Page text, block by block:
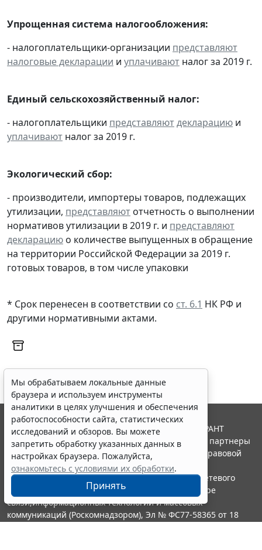
Упрощенная система налогообложения:
- налогоплательщики-организации представляют
налоговые декларации и уплачивают налог за 2019 г.
Единый сельскохозяйственный налог:
- налогоплательщики представляютдекларацию и
уплачивают налог за 2019 г.
Экологический сбор:
- производители, импортеры товаров, подлежащих
утилизации, представляют отчетность о выполнении
нормативов утилизации в 2019 г. и представляют
декларацию о количестве выпущенных в обращение
на территории Российской Федерации за 2019 г.
готовых товаров, в том числе упаковки
* Срок перенесен в соответствии со ст. 6.1 НК РФ и
другими нормативными актами.
Мы обрабатываем локальные данные
браузера и используем инструменты
аналитики в целях улучшения и обеспечения
работоспособности сайта, статистических
исследований и обзоров. Вы можете
запретить обработку указанных данных в
настройках браузера. Пожалуйста,
ознакомьтесь с условиями их обработки.
Принять
© ООО "НПП "ГАРАНТ-СЕРВИС", 2026. Система ГАРАНТ
выпускается с 1990 года. Компания "Гарант" и ее партнеры
являются участниками Российской ассоциации правовой
информации ГАРАНТ.
Портал ГАРАНТ.РУ зарегистрирован в качестве сетевого
издания Федеральной службой по надзору в сфере
связи,информационных технологий и массовых
коммуникаций (Роскомнадзором), Эл № ФС77-58365 от 18